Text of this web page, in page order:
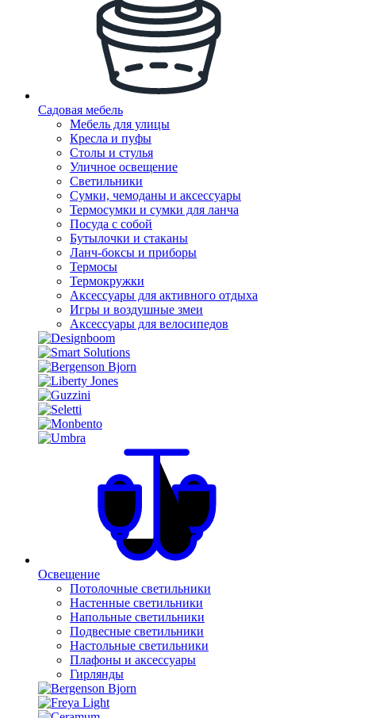
Садовая мебель
Мебель для улицы
Кресла и пуфы
Столы и стулья
Уличное освещение
Светильники
Сумки, чемоданы и аксессуары
Термосумки и сумки для ланча
Посуда с собой
Бутылочки и стаканы
Ланч-боксы и приборы
Термосы
Термокружки
Аксессуары для активного отдыха
Игры и воздушные змеи
Аксессуары для велосипедов
Освещение
Потолочные светильники
Настенные светильники
Напольные светильники
Подвесные светильники
Настольные светильники
Плафоны и аксессуары
Гирлянды